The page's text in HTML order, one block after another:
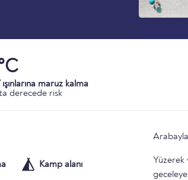
maruz kalma
derecede risk
Kamp alanı
Yüzerek